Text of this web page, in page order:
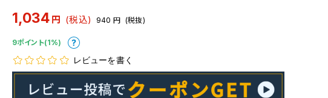
1,034 円 (税込) 940 円 (税抜)
9ポイント(1%)
レビューを書く